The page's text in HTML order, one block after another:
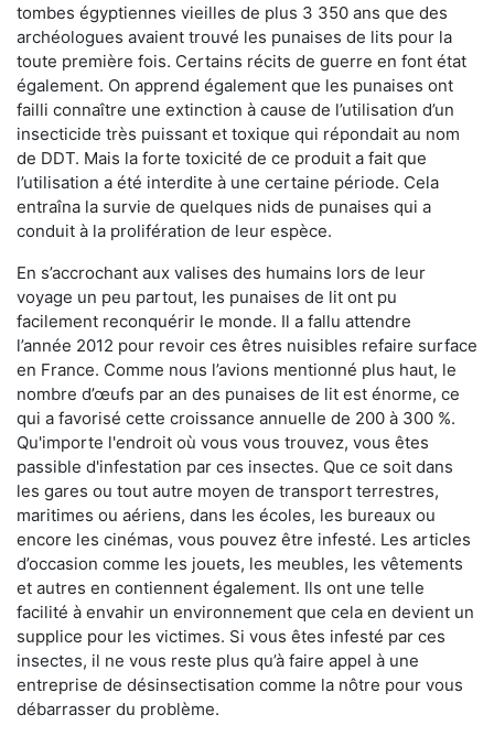
tombes égyptiennes vieilles de plus 3 350 ans que des
archéologues avaient trouvé les punaises de lits pour la
toute première fois. Certains récits de guerre en font état
également. On apprend également que les punaises ont
failli connaître une extinction à cause de l’utilisation d’un
insecticide très puissant et toxique qui répondait au nom
de DDT. Mais la forte toxicité de ce produit a fait que
l’utilisation a été interdite à une certaine période. Cela
entraîna la survie de quelques nids de punaises qui a
conduit à la prolifération de leur espèce.
En s’accrochant aux valises des humains lors de leur
voyage un peu partout, les punaises de lit ont pu
facilement reconquérir le monde. Il a fallu attendre
l’année 2012 pour revoir ces êtres nuisibles refaire surface
en France. Comme nous l’avions mentionné plus haut, le
nombre d’œufs par an des punaises de lit est énorme, ce
qui a favorisé cette croissance annuelle de 200 à 300 %.
Qu'importe l'endroit où vous vous trouvez, vous êtes
passible d'infestation par ces insectes. Que ce soit dans
les gares ou tout autre moyen de transport terrestres,
maritimes ou aériens, dans les écoles, les bureaux ou
encore les cinémas, vous pouvez être infesté. Les articles
d’occasion comme les jouets, les meubles, les vêtements
et autres en contiennent également. Ils ont une telle
facilité à envahir un environnement que cela en devient un
supplice pour les victimes. Si vous êtes infesté par ces
insectes, il ne vous reste plus qu’à faire appel à une
entreprise de désinsectisation comme la nôtre pour vous
débarrasser du problème.